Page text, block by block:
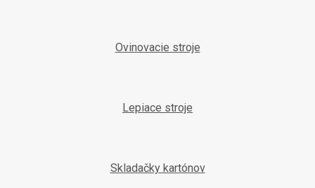
Ovinovacie stroje
Lepiace stroje
Skladačky kartónov